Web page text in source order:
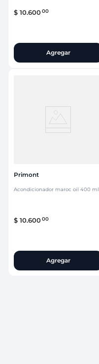
$ 10.60000
Agregar
Primont
Acondicionador maroc oil 400 ml
$ 10.60000
Agregar